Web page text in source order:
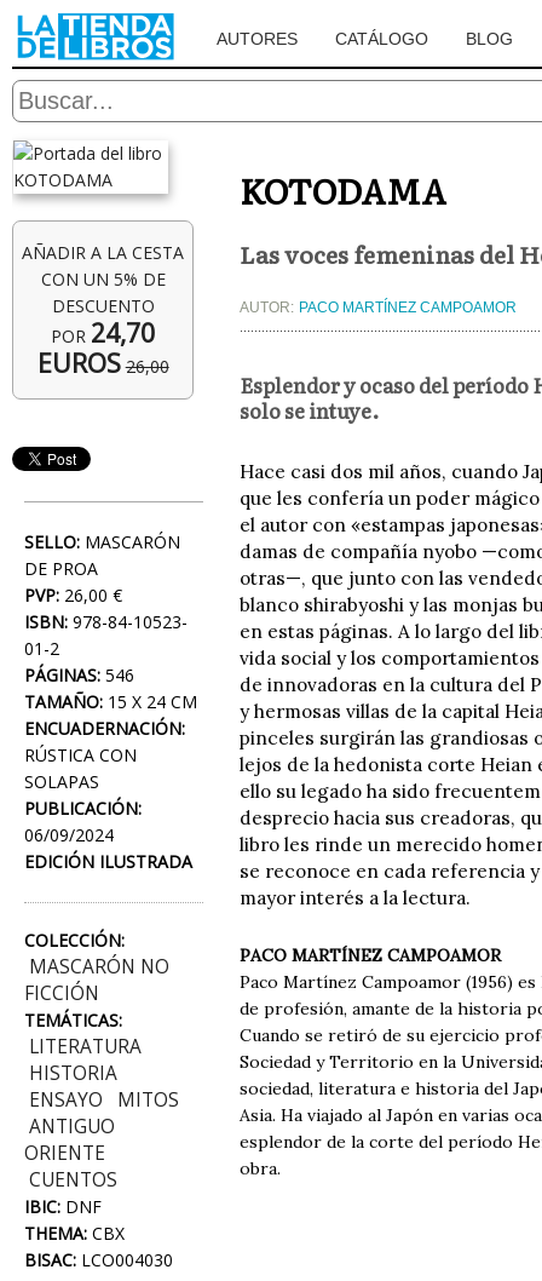
AUTORES CATÁLOGO BLOG
AÑADIR A LA CESTA
CON UN 5% DE
DESCUENTO
POR 24,70
EUROS 26,00
SELLO: MASCARÓN
DE PROA
PVP: 26,00 €
ISBN: 978-84-10523-
01-2
PÁGINAS: 546
TAMAÑO: 15 X 24 CM
ENCUADERNACIÓN:
RÚSTICA CON
SOLAPAS
PUBLICACIÓN:
06/09/2024
EDICIÓN ILUSTRADA
COLECCIÓN:
MASCARÓN NO
FICCIÓN
TEMÁTICAS:
LITERATURA
HISTORIA
ENSAYO
MITOS
ANTIGUO
ORIENTE
CUENTOS
IBIC: DNF
THEMA: CBX
BISAC: LCO004030
KOTODAMA
Las voces femeninas del
AUTOR: PACO MARTÍNEZ CAMPOAMOR
Esplendor y ocaso del período
solo se intuye.
Hace casi dos mil años, cuando
que les confería un poder
el autor con «estampas
damas de compañía nyobo
otras—, que junto con las
blanco shirabyoshi y las monjas
en estas páginas. A lo largo del
vida social y los
de innovadoras en la cultura del
y hermosas villas de la capital
pinceles surgirán las grandiosas
lejos de la hedonista corte
ello su legado ha sido
desprecio hacia sus creadoras,
libro les rinde un merecido
se reconoce en cada referencia
mayor interés a la lectura.
PACO MARTÍNEZ CAMPOAMOR
Paco Martínez Campoamor (1956)
de profesión, amante de la historia
Cuando se retiró de su ejercicio
Sociedad y Territorio en la
sociedad, literatura e historia del
Asia. Ha viajado al Japón en varias
esplendor de la corte del período
obra.